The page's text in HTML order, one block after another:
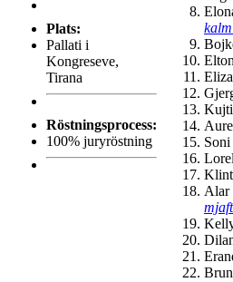
Plats:
Pallati i
Kongreseve,
Tirana
Röstningsprocess:
100% juryröstning
Alar